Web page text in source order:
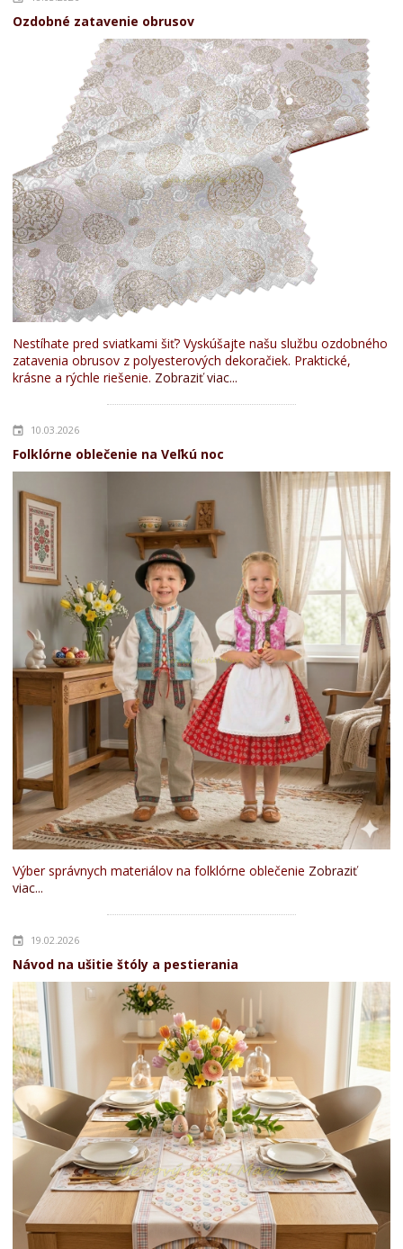
Ozdobné zatavenie obrusov
Nestíhate pred sviatkami šiť? Vyskúšajte našu službu ozdobného
zatavenia obrusov z polyesterových dekoračiek. Praktické,
krásne a rýchle riešenie. Zobraziť viac...
10.03.2026
Folklórne oblečenie na Veľkú noc
Výber správnych materiálov na folklórne oblečenie Zobraziť
viac...
19.02.2026
Návod na ušitie štóly a pestierania